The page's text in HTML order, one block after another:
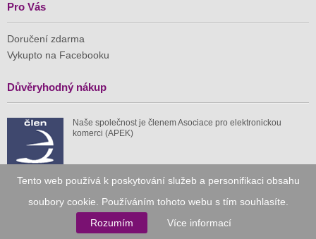
Tento web používá k poskytování služeb a personifikaci obsahu
soubory cookie. Používáním tohoto webu s tím souhlasíte.
Rozumím
Více informací
Pro Vás
Doručení zdarma
Vykupto na Facebooku
Důvěryhodný nákup
Naše společnost je členem Asociace pro elektronickou
komerci (APEK)
Již od roku 2010